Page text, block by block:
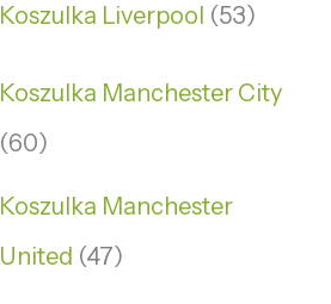
Koszulka Liverpool 53
Koszulka Manchester City
60
Koszulka Manchester
United 47